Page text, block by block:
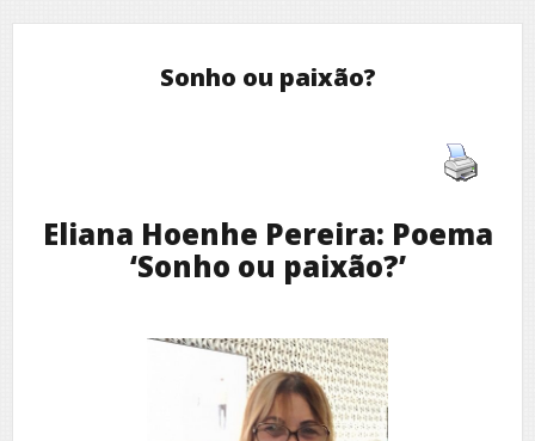
Sonho ou paixão?
Eliana Hoenhe Pereira: Poema
‘Sonho ou paixão?’